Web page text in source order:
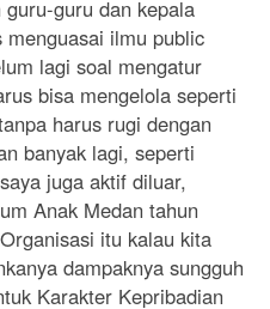
guru dan kepala
ilmu public
lagi soal mengatur
bisa mengelola seperti
harus rugi dengan
banyak lagi, seperti
juga aktif diluar,
Anak Medan tahun
itu kalau kita
dampaknya sungguh
Karakter Kepribadian